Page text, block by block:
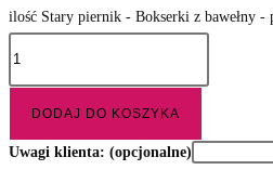
ilość Stary piernik - Bokserki z bawełny -
DODAJ DO KOSZYKA
Uwagi klienta: (opcjonalne)